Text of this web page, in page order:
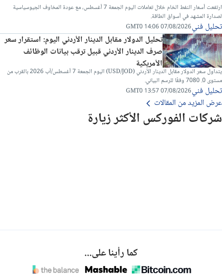
شركات الفوركس الأكثر زيارة
ارتفعت أسعار النفط الخام خلال تعاملات اليوم الجمعة 7 أغسطس، مع عودة المخاوف الجيوسياسية
لصدارة المشهد في أسواق الطاقة.
تحليل فني07/08/2026 14:06 GMT0
تحليل الدولار مقابل الدينار الأردني اليوم: استقرار سعر
صرف الدينار الأردني قبيل ترقب بيانات الوظائف
الأمريكية
يتداول سعر الدولار مقابل الدينار الأردني (USD/JOD) اليوم الجمعة 7 أغسطس/آب 2026 بالقرب من
مستوى 0. 7080 وفقًا للرسم البياني.
تحليل فني07/08/2026 13:57 GMT0
عرض المزيد من المقالات
كما رأينا على...